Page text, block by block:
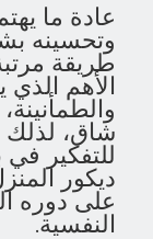
عادة ما
وتحسينه
طريقة
الأهم الذي
شاق،
للتفكير في
ديكور
على دوره
النفسية.